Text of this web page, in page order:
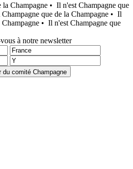
Champagne • Il n'est Champagne que
que de la Champagne • Il
• Il n'est Champagne que
à notre newsletter
comité Champagne